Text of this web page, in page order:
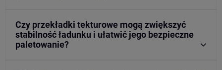
Czy przekładki tekturowe mogą zwiększyć
stabilność ładunku i ułatwić jego bezpieczne
paletowanie?